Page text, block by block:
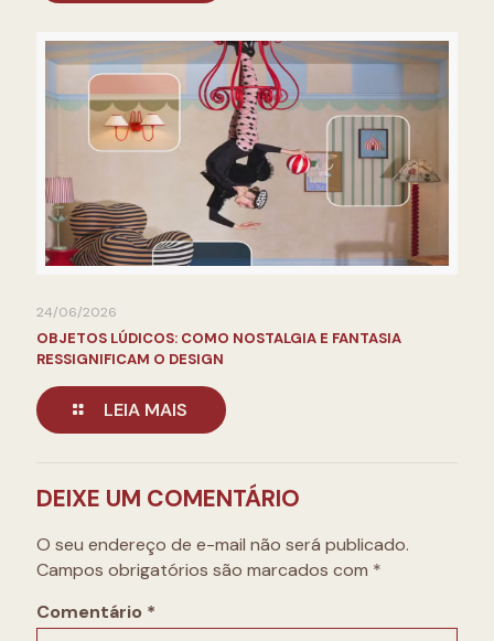
24/06/2026
OBJETOS LÚDICOS: COMO NOSTALGIA E FANTASIA
RESSIGNIFICAM O DESIGN
LEIA MAIS
DEIXE UM COMENTÁRIO
O seu endereço de e-mail não será publicado.
Campos obrigatórios são marcados com *
Comentário *